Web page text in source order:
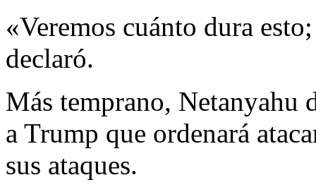
«Veremos cuánto dura
declaró.
Más temprano, Netanyahu
a Trump que ordenará
sus ataques.